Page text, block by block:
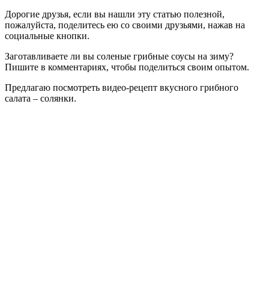
Дорогие друзья, если вы нашли эту статью полезной,
пожалуйста, поделитесь ею со своими друзьями, нажав на
социальные кнопки.
Заготавливаете ли вы соленые грибные соусы на зиму?
Пишите в комментариях, чтобы поделиться своим опытом.
Предлагаю посмотреть видео-рецепт вкусного грибного
салата – солянки.